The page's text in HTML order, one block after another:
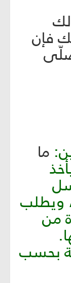
فإن
ما
ويطلب
من
بحسب